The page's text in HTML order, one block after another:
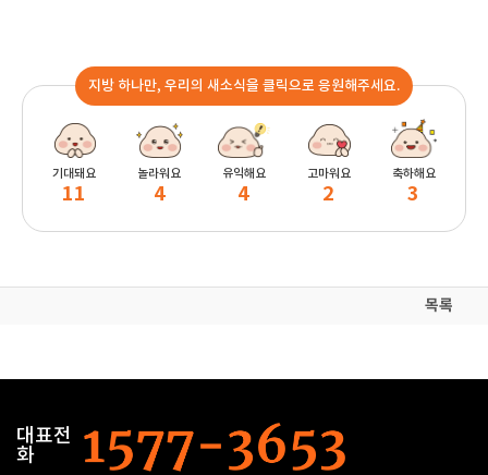
지방 하나만, 우리의 새소식을 클릭으로 응원해주세요.
기대돼요
11
놀라워요
4
유익해요
4
고마워요
2
축하해요
3
목록
대표전
화